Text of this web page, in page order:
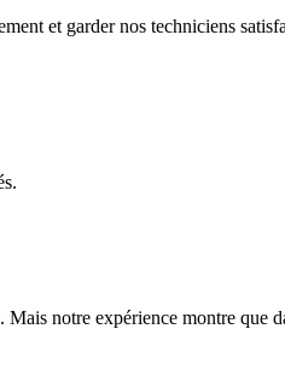
et garder nos techniciens
notre expérience montre que